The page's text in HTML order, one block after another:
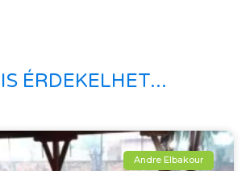
ÉRDEKELHET...
Andre Elbakour